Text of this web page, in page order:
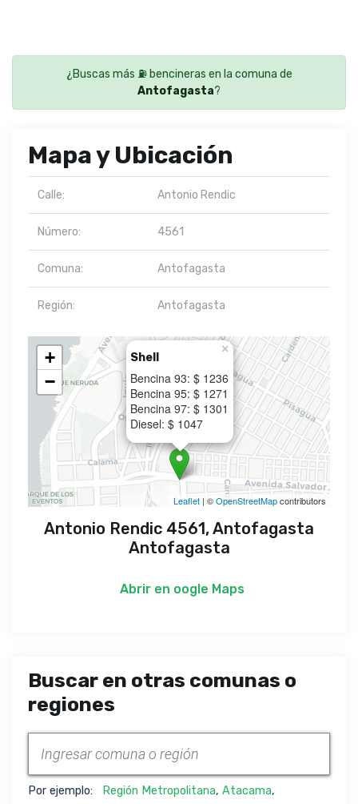
¿Buscas más ⛽ bencineras en la comuna de
Antofagasta?
Mapa y Ubicación
Calle: Antonio Rendic
Número: 4561
Comuna: Antofagasta
Región: Antofagasta
Shell
Bencina 93: $ 1236
Bencina 95: $ 1271
Bencina 97: $ 1301
Diesel: $ 1047
×
+
−
Leaflet | ©OpenStreetMapcontributors
Antonio Rendic 4561, Antofagasta
Antofagasta
Abrir en oogle Maps
Buscar en otras comunas o
regiones
Por ejemplo: Región Metropolitana, Atacama,